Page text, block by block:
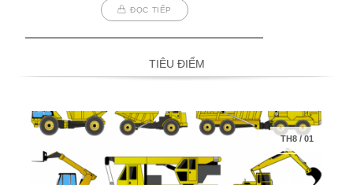
ĐỌC TIẾP
TIÊU ĐIỂM
TH8/01